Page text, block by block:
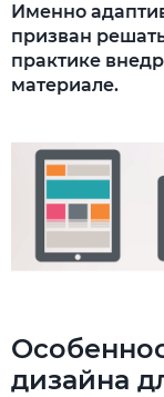
Именно
призван
практике
материале.
дизайна